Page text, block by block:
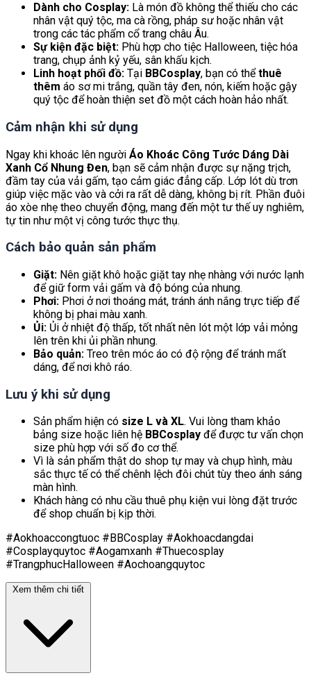
Dành cho Cosplay: Là món đồ không thể thiếu cho các
nhân vật quý tộc, ma cà rồng, pháp sư hoặc nhân vật
trong các tác phẩm cổ trang châu Âu.
Sự kiện đặc biệt: Phù hợp cho tiệc Halloween, tiệc hóa
trang, chụp ảnh kỷ yếu, sân khấu kịch.
Linh hoạt phối đồ: Tại BBCosplay, bạn có thểthuê
thêm áo sơ mi trắng, quần tây đen, nón, kiếm hoặc gậy
quý tộc để hoàn thiện set đồ một cách hoàn hảo nhất.
Cảm nhận khi sử dụng
Ngay khi khoác lên người Áo Khoác Công Tước Dáng Dài
Xanh Cổ Nhung Đen, bạn sẽ cảm nhận được sự nặng trịch,
đầm tay của vải gấm, tạo cảm giác đẳng cấp. Lớp lót dù trơn
giúp việc mặc vào và cởi ra rất dễ dàng, không bị rít. Phần đuôi
áo xòe nhẹ theo chuyển động, mang đến một tư thế uy nghiêm,
tự tin như một vị công tước thực thụ.
Cách bảo quản sản phẩm
Giặt: Nên giặt khô hoặc giặt tay nhẹ nhàng với nước lạnh
để giữ form vải gấm và độ bóng của nhung.
Phơi: Phơi ở nơi thoáng mát, tránh ánh nắng trực tiếp để
không bị phai màu xanh.
Ủi: Ủi ở nhiệt độ thấp, tốt nhất nên lót một lớp vải mỏng
lên trên khi ủi phần nhung.
Bảo quản: Treo trên móc áo có độ rộng để tránh mất
dáng, để nơi khô ráo.
Lưu ý khi sử dụng
Sản phẩm hiện có size L và XL. Vui lòng tham khảo
bảng size hoặc liên hệ BBCosplay để được tư vấn chọn
size phù hợp với số đo cơ thể.
Vì là sản phẩm thật do shop tự may và chụp hình, màu
sắc thực tế có thể chênh lệch đôi chút tùy theo ánh sáng
màn hình.
Khách hàng có nhu cầu thuê phụ kiện vui lòng đặt trước
để shop chuẩn bị kịp thời.
#Aokhoaccongtuoc #BBCosplay #Aokhoacdangdai
#Cosplayquytoc #Aogamxanh #Thuecosplay
#TrangphucHalloween #Aochoangquytoc
Xem thêm chi tiết